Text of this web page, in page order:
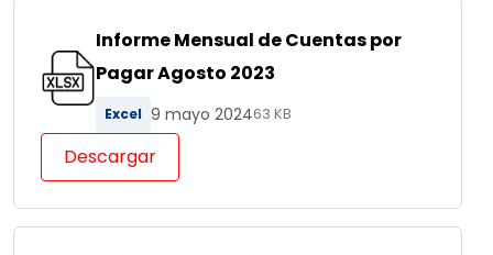
Informe Mensual de Cuentas por
Pagar Agosto 2023
Excel 9 mayo 202463 KB
Descargar